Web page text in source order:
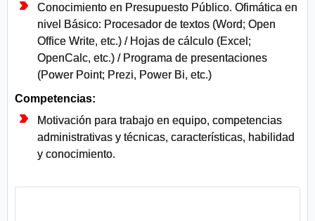
Conocimiento en Presupuesto Público. Ofimática en
nivel Básico: Procesador de textos (Word; Open
Office Write, etc.) / Hojas de cálculo (Excel;
OpenCalc, etc.) / Programa de presentaciones
(Power Point; Prezi, Power Bi, etc.)
Competencias:
Motivación para trabajo en equipo, competencias
administrativas y técnicas, características, habilidad
y conocimiento.